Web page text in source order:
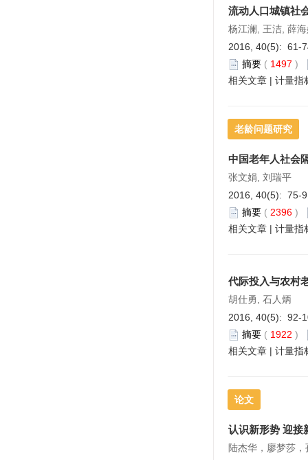
流动人口城镇社
杨江澜, 王洁, 薛
2016, 40(5): 61-
摘要 ( 1497 )
相关文章 | 计量指
老龄问题研究
中国老年人社会
张文娟, 刘瑞平
2016, 40(5): 75-
摘要 ( 2396 )
相关文章 | 计量指
代际投入与农村
胡仕勇, 石人炳
2016, 40(5): 92-
摘要 ( 1922 )
相关文章 | 计量指
论文
认识新形势 迎接
陆杰华，廖梦莎，